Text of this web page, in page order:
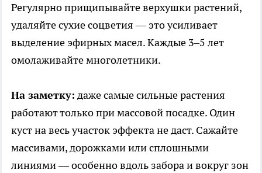
Регулярно прищипывайте верхушки растений,
удаляйте сухие соцветия — это усиливает
выделение эфирных масел. Каждые 3–5 лет
омолаживайте многолетники.
На заметку: даже самые сильные растения
работают только при массовой посадке. Один
куст на весь участок эффекта не даст. Сажайте
массивами, дорожками или сплошными
линиями — особенно вдоль забора и вокруг зон